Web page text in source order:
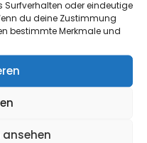
Surfverhalten oder eindeutige
du deine Zustimmung
bestimmte Merkmale und